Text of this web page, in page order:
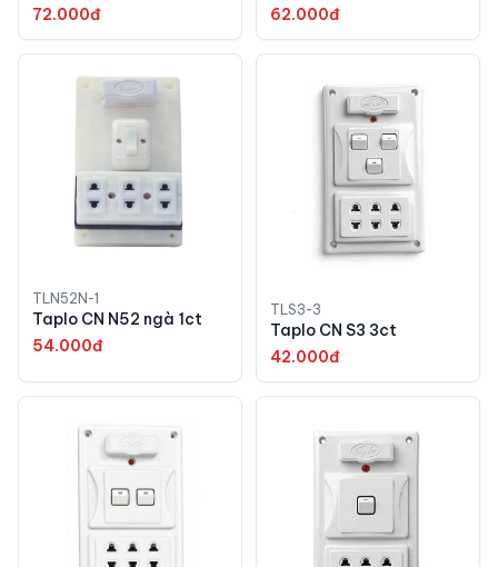
72.000đ
62.000đ
TLN52N-1
Taplo CN N52 ngà 1ct
54.000đ
TLS3-3
Taplo CN S3 3ct
42.000đ